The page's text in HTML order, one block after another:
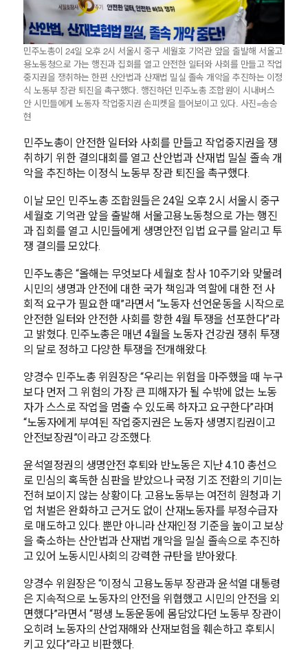
민주노총이 24일 오후 2시 서울시 중구 세월호 기억관 앞을 출발해 서울고
용노동청으로 가는 행진과 집회를 열고 안전한 일터와 사회를 만들고 작업
중지권을 쟁취하는 한편 산안법과 산재법 밀실 졸속 개악을 추진하는 이정
식 노동부 장관 퇴진을 촉구했다. 행진하던 민주노총 조합원이 시내버스
안 시민들에게 노동자 작업중지권 손피켓을 들어보이고 있다. 사진=송승
현
민주노총이 안전한 일터와 사회를 만들고 작업중지권을 쟁
취하기 위한 결의대회를 열고 산안법과 산재법 밀실 졸속 개
악을 추진하는 이정식 노동부 장관 퇴진을 촉구했다.
이날 모인 민주노총 조합원들은 24일 오후 2시 서울시 중구
세월호 기억관 앞을 출발해 서울고용노동청으로 가는 행진
과 집회를 열고 시민들에게 생명안전 입법 요구를 알리고 투
쟁 결의를 모았다.
민주노총은 “올해는 무엇보다 세월호 참사 10주기와 맞물려
시민의 생명과 안전에 대한 국가 책임과 역할에 대한 전 사
회적 요구가 필요한 때”라면서 “노동자 선언운동을 시작으로
안전한 일터와 안전한 사회를 향한 4월 투쟁을 선포한다”라
고 밝혔다. 민주노총은 매년 4월을 노동자 건강권 쟁취 투쟁
의 달로 정하고 다양한 투쟁을 전개해왔다.
양경수 민주노총 위원장은 “우리는 위험을 마주했을 때 누구
보다 먼저 그 위험의 가장 큰 피해자가 될 수밖에 없는 노동
자가 스스로 작업을 멈출 수 있도록 하자고 요구한다”라며
“노동자에게 부여된 작업중지권은 노동자 생명지킴권이고
안전보장권”이라고 강조했다.
윤석열정권의 생명안전 후퇴와 반노동은 지난 4.10 총선으
로 민심의 혹독한 심판을 받았으나 국정 기조 전환의 기미는
전혀 보이지 않는 상황이다. 고용노동부는 여전히 원청과 기
업 처벌은 완화하고 근거도 없이 산재노동자를 부정수급자
로 매도하고 있다. 뿐만 아니라 산재인정 기준을 높이고 보상
을 축소하는 산안법과 산재법 개악을 밀실 졸속으로 추진하
고 있어 노동시민사회의 강력한 규탄을 받아왔다.
양경수 위원장은 “이정식 고용노동부 장관과 윤석열 대통령
은 지속적으로 노동자의 안전을 위협했고 시민의 안전을 외
면했다”라면서 “평생 노동운동에 몸담았다던 노동부 장관이
오히려 노동자의 산업재해와 산재보험을 훼손하고 후퇴시
키고 있다”라고 비판했다.